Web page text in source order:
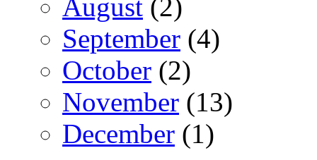
August (2)
September (4)
October (2)
November (13)
December (1)